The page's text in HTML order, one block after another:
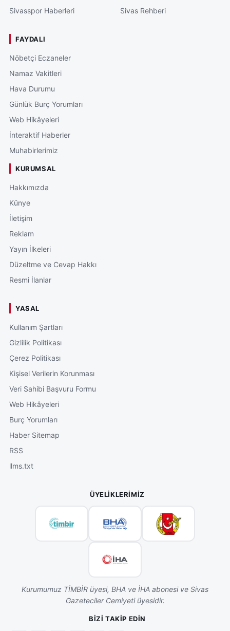
Sivasspor Haberleri
Sivas Rehberi
FAYDALI
Nöbetçi Eczaneler
Namaz Vakitleri
Hava Durumu
Günlük Burç Yorumları
Web Hikâyeleri
İnteraktif Haberler
Muhabirlerimiz
KURUMSAL
Hakkımızda
Künye
İletişim
Reklam
Yayın İlkeleri
Düzeltme ve Cevap Hakkı
Resmi İlanlar
YASAL
Kullanım Şartları
Gizlilik Politikası
Çerez Politikası
Kişisel Verilerin Korunması
Veri Sahibi Başvuru Formu
Web Hikâyeleri
Burç Yorumları
Haber Sitemap
RSS
llms.txt
ÜYELIKLERIMIZ
Kurumumuz TİMBİR üyesi, BHA ve İHA abonesi ve Sivas
Gazeteciler Cemiyeti üyesidir.
BIZI TAKIP EDIN